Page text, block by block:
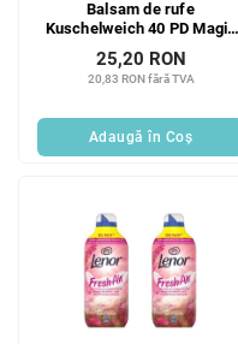
Balsam de rufe
Kuschelweich 40 PD Magia
Orientală din Marrakech 1 L
20,83 RON fără TVA
25,20 RON
Adaugă în Coş